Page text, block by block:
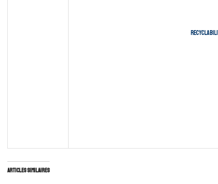
Articles similaires